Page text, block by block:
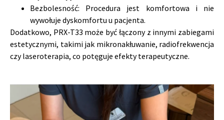
Bezbolesność: Procedura jest komfortowa i nie
wywołuje dyskomfortu u pacjenta.
Dodatkowo, PRX-T33 może być łączony z innymi zabiegami
estetycznymi, takimi jak mikronakłuwanie, radiofrekwencja
czy laseroterapia, co potęguje efekty terapeutyczne.